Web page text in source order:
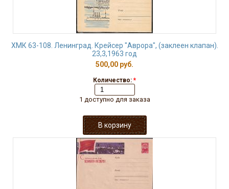
ХМК 63-108. Ленинград. Крейсер "Аврора", (заклеен клапан).
23,3,1963 год
500,00 руб.
Количество: *
1 доступно для заказа